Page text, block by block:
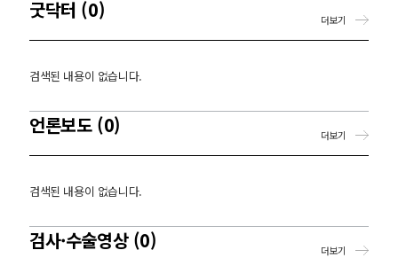
굿닥터 (0)
검색된 내용이 없습니다.
더보기
언론보도 (0)
검색된 내용이 없습니다.
더보기
검사·수술영상 (0) 더보기